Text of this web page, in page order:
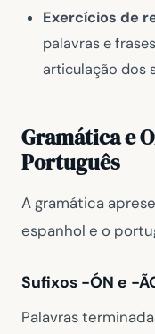
Exercícios de
palavras e
articulação dos
Gramática e
Português
A gramática
espanhol e o
Sufixos -ÓN e -
Palavras